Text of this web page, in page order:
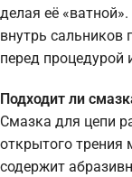
делая её
внутрь сальников
перед процедурой
Подходит ли
Смазка для цепи
открытого трения
содержит